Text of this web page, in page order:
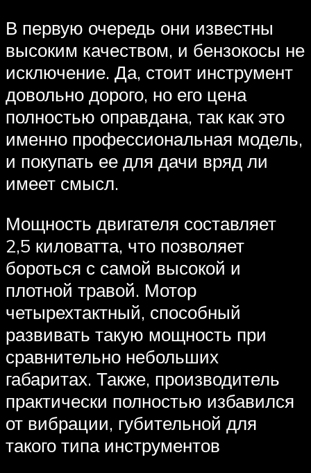
В первую очередь они известны
высоким качеством, и бензокосы не
исключение. Да, стоит инструмент
довольно дорого, но его цена
полностью оправдана, так как это
именно профессиональная модель,
и покупать ее для дачи вряд ли
имеет смысл.
Мощность двигателя составляет
2,5 киловатта, что позволяет
бороться с самой высокой и
плотной травой. Мотор
четырехтактный, способный
развивать такую мощность при
сравнительно небольших
габаритах. Также, производитель
практически полностью избавился
от вибрации, губительной для
такого типа инструментов